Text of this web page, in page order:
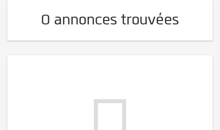
0 annonces trouvées